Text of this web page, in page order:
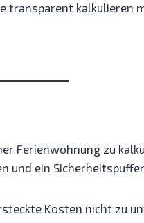
transparent kalkulieren
Ferienwohnung zu
und ein
Kosten nicht zu